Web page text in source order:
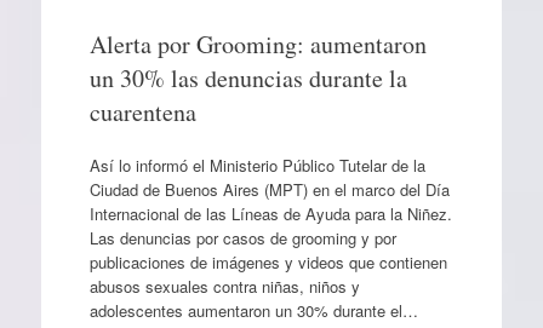
Alerta por Grooming: aumentaron
un 30% las denuncias durante la
cuarentena
Así lo informó el Ministerio Público Tutelar de la
Ciudad de Buenos Aires (MPT) en el marco del Día
Internacional de las Líneas de Ayuda para la Niñez.
Las denuncias por casos de grooming y por
publicaciones de imágenes y videos que contienen
abusos sexuales contra niñas, niños y
adolescentes aumentaron un 30% durante el…